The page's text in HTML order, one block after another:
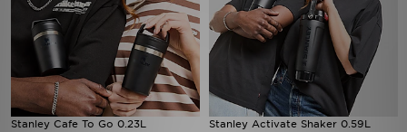
Stanley Cafe To Go 0.23L
Stanley Activate Shaker 0.59L